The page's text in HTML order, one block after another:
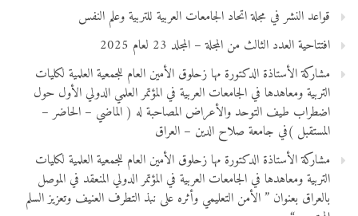
قواعد النشر في مجلة اتحاد الجامعات العربية للتربية وعلم النفس
افتتاحية العدد الثالث من المجلة – المجلد 23 لعام 2025
مشاركة الأستاذة الدكتورة مها زحلوق الأمين العام للجمعية العلمية لكليات
التربية ومعاهدها في الجامعات العربية في المؤتمر العلمي الدولي الأول حول
اضطراب طيف التوحد والأعراض المصاحبة له ( الماضي – الحاضر –
المستقبل )في جامعة صلاح الدين – العراق
مشاركة الأستاذة الدكتورة مها زحلوق الأمين العام للجمعية العلمية لكليات
التربية ومعاهدها في الجامعات العربية في المؤتمر الدولي المنعقد في الموصل
بالعراق بعنوان ” الأمن التعليمي وأثره على نبذ التطرف العنيف وتعزيز السلم